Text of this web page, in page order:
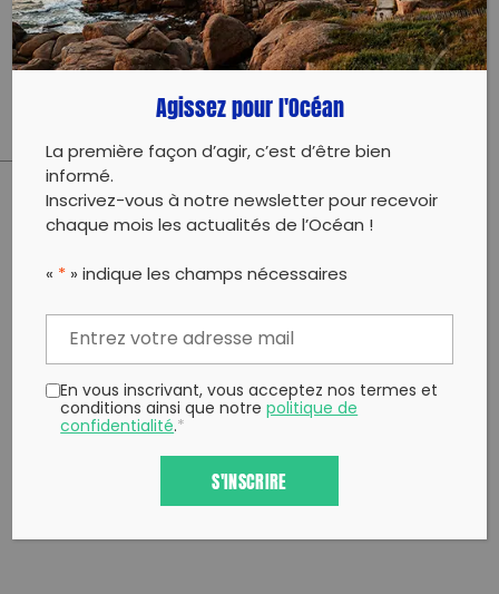
Rendez-vous à 8h derrière la magasin Leveque.
Merci de prévoir de l’eau et des gants.
PARTAGER CET ARTICLE:
Agissez pour l'Océan
La première façon d’agir, c’est d’être bien
informé.
Inscrivez-vous à notre newsletter pour recevoir
chaque mois les actualités de l’Océan !
« * » indique les champs nécessaires
En vous inscrivant, vous acceptez nos termes et
conditions ainsi que notrepolitique de
confidentialité.*
S'INSCRIRE